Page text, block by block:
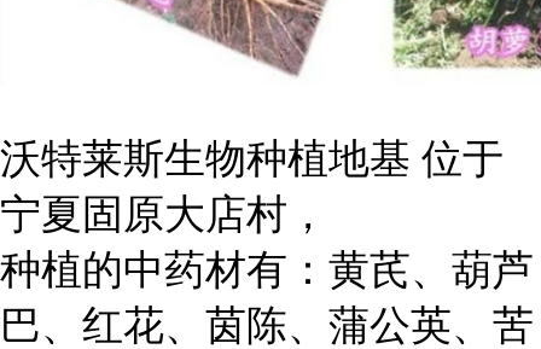
沃特莱斯生物种植地基 位于
宁夏固原大店村，
种植的中药材有：黄芪、葫芦
巴、红花、茵陈、蒲公英、苦